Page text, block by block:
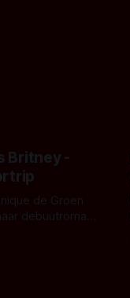
Britney -
de Groen
debuutroman.